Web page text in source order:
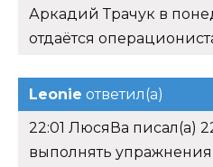
Аркадий Трачук в
отдаётся
Leonie ответил(а)
22:01 ЛюсяВа писал(а)
выполнять